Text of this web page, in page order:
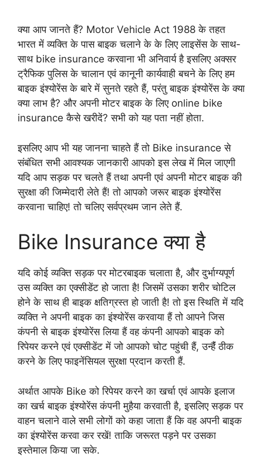
क्या आप जानते हैं? Motor Vehicle Act 1988 के तहत
भारत में व्यक्ति के पास बाइक चलाने के के लिए लाइसेंस के साथ-
साथ bike insurance करवाना भी अनिवार्य है इसलिए अक्सर
ट्रैफिक पुलिस के चालान एवं कानूनी कार्यवाही बचने के लिए हम
बाइक इंश्योरेंस के बारे में सुनते रहते हैं, परंतु बाइक इंश्योरेंस के क्या
क्या लाभ है? और अपनी मोटर बाइक के लिए online bike
insurance कैसे खरीदें? सभी को यह पता नहीं होता.
इसलिए आप भी यह जानना चाहते हैं तो Bike insurance से
संबंधित सभी आवश्यक जानकारी आपको इस लेख में मिल जाएगी
यदि आप सड़क पर चलते हैं तथा अपनी एवं अपनी मोटर बाइक की
सुरक्षा की जिम्मेदारी लेते हैं! तो आपको जरूर बाइक इंश्योरेंस
करवाना चाहिए! तो चलिए सर्वप्रथम जान लेते हैं.
Bike Insurance क्या है
यदि कोई व्यक्ति सड़क पर मोटरबाइक चलाता है, और दुर्भाग्यपूर्ण
उस व्यक्ति का एक्सीडेंट हो जाता है! जिसमें उसका शरीर चोटिल
होने के साथ ही बाइक क्षतिग्रस्त हो जाती है! तो इस स्थिति में यदि
व्यक्ति ने अपनी बाइक का इंश्योरेंस करवाया हैं तो आपने जिस
कंपनी से बाइक इंश्योरेंस लिया हैं वह कंपनी आपको बाइक को
रिपेयर करने एवं एक्सीडेंट में जो आपको चोट पहुंची हैं, उन्हैंं ठीक
करने के लिए फाइनेंसियल सुरक्षा प्रदान करती हैं.
अर्थात आपके Bike को रिपेयर करने का खर्चा एवं आपके इलाज
का खर्च बाइक इंश्योरेंस कंपनी मुहैया करवाती है, इसलिए सड़क पर
वाहन चलाने वाले सभी लोगों को कहा जाता हैं कि वह अपनी बाइक
का इंश्योरेंस करवा कर रखें! ताकि जरूरत पड़ने पर उसका
इस्तेमाल किया जा सके.